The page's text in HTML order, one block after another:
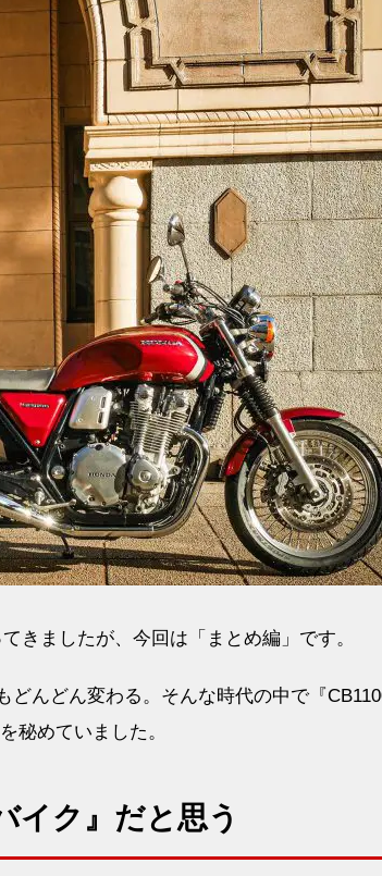
きましたが、今回は「まとめ編」です。
んどん変わる。そんな時代の中で『
秘めていました。
イク』だと思う